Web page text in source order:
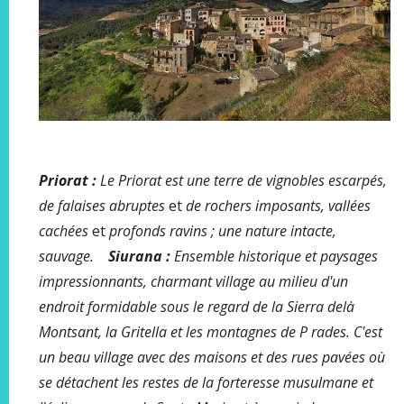
Priorat :Le Priorat est une terre de vignobles escarpés,
de falaises abruptesetde rochers imposants, vallées
cachéesetprofonds ravins ; une nature intacte,
sauvage. Siurana :Ensemble historique et paysages
impressionnants, charmant village au milieu d'un
endroit formidable sous le regard de la Sierra delà
Montsant, la Gritella et les montagnes de Prades. C'est
un beau village avec des maisons et des rues pavées où
se détachent les restes de la forteresse musulmane et